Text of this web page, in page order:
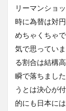
リーマンショ
時に為替は対
めちゃくちゃ
気で思ってい
る割合は結構
瞬で落ちまし
うとは決心が
的にも日本に